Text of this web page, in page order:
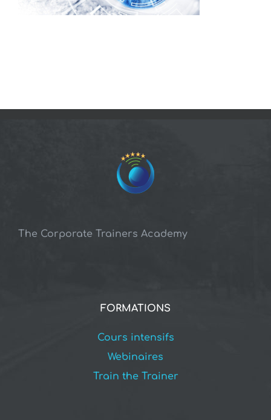
The Corporate Trainers Academy
FORMATIONS
Cours intensifs
Webinaires
Train the Trainer